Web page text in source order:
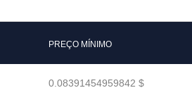
PREÇO MÍNIMO
0.08391454959842 $